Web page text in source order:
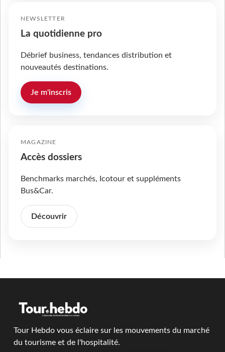
NEWSLETTER
La quotidienne pro
Débrief business, tendances distribution et
nouveautés destinations.
Je m'inscris
MAGAZINE
Accès dossiers
Benchmarks marchés, Icotour et suppléments
Bus&Car.
Découvrir
Tour Hebdo vous éclaire sur les mouvements du marché
du tourisme et de l'hospitalité.